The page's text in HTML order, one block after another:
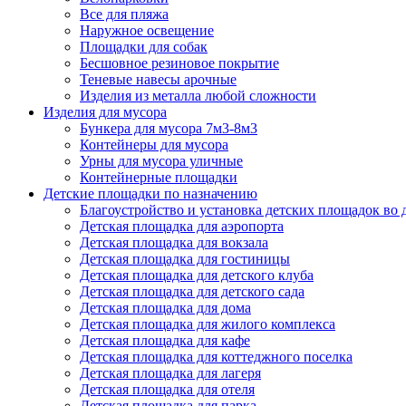
Все для пляжа
Наружное освещение
Площадки для собак
Бесшовное резиновое покрытие
Теневые навесы арочные
Изделия из металла любой сложности
Изделия для мусора
Бункера для мусора 7м3-8м3
Контейнеры для мусора
Урны для мусора уличные
Контейнерные площадки
Детские площадки по назначению
Благоустройство и установка детских площадок
Детская площадка для аэропорта
Детская площадка для вокзала
Детская площадка для гостиницы
Детская площадка для детского клуба
Детская площадка для детского сада
Детская площадка для дома
Детская площадка для жилого комплекса
Детская площадка для кафе
Детская площадка для коттеджного поселка
Детская площадка для лагеря
Детская площадка для отеля